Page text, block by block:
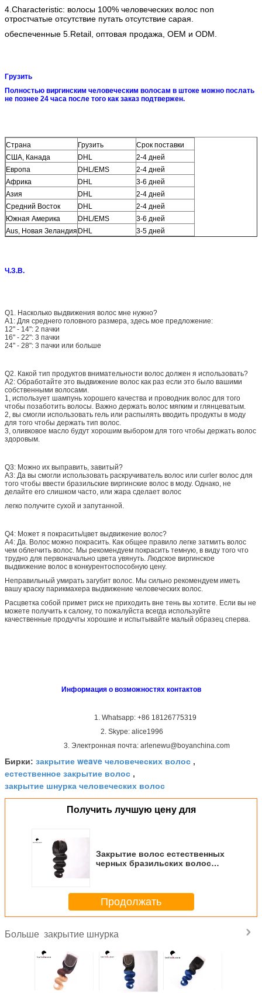
4.Characteristic: волосы 100% человеческих волос non
отростчатые отсутствие путать отсутствие сарая.
обеспеченные 5.Retail, оптовая продажа, OEM и ODM.
Грузить
Полностью виргинским человеческим волосам в штоке можно послать
не познее 24 часа после того как заказ подтвержен.
Страна Грузить
Срок поставки
США, Канада
DHL
2-4 дней
Европа
DHL/EMS
2-4 дней
Африка
DHL
3-6 дней
Азия
DHL
2-4 дней
Средний Восток
DHL
2-4 дней
Южная Америка
DHL/EMS
3-6 дней
Aus, Новая Зеландия DHL 3-5 дней
Ч.З.В.
Q1. Насколько выдвижения волос мне нужно?
A1: Для среднего головного размера, здесь мое предложение:
12" - 14": 2 пачки
16" - 22": 3 пачки
24" - 28": 3 пачки или больше
Q2. Какой тип продуктов внимательности волос должен я использовать?
A2: Обработайте это выдвижение волос как раз если это было вашими
собственными волосами.
1, использует шампунь хорошего качества и проводник волос для того
чтобы позаботить волосы. Важно держать волос мягким и глянцеватым.
2, вы смогли использовать гель или распылять вводить продукты в моду
для того чтобы держать тип волос.
3, оливковое масло будут хорошим выбором для того чтобы держать волос
здоровым.
Q3: Можно их выправить, завитый?
A3: Да вы смогли использовать раскручиватель волос или curler волос для
того чтобы ввести бразильские виргинские волос в моду. Однако, не
делайте его слишком часто, или жара сделает волос
легко получите сухой и запутанной.
Q4: Может я покрасить/цвет выдвижение волос?
A4: Да. Волос можно покрасить. Как общее правило легке затмить волос
чем облегчить волос. Мы рекомендуем покрасить темную, в виду того что
трудно для первоначально цвета увянуть. Людское виргинское
выдвижение волос в конкурентоспособную цену.
Неправильный умирать загубит волос. Мы сильно рекомендуем иметь
вашу краску парикмахера выдвижение человеческих волос.
Расцветка собой примет риск не приходить вне тень вы хотите. Если вы не
можете получить к салону, то пожалуйста всегда используйте
качественные продучты хорошие и испытывайте малый образец сперва.
Информация о возможностях контактов
1. Whatsapp: +86 18126775319
2. Skype: alice1996
3. Электронная почта: arlenewu@boyanchina.com
Бирки: закрытие weave человеческих волос ,
естественное закрытие волос ,
закрытие шнурка человеческих волос
Получить лучшую цену для
Закрытие волос естественных
черных бразильских волос
бразильское
Продолжать
Больше закрытие шнурка